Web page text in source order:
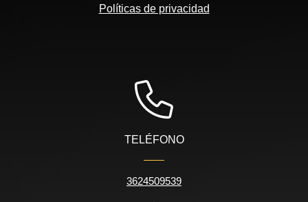
Políticas de privacidad
TELÉFONO
3624509539